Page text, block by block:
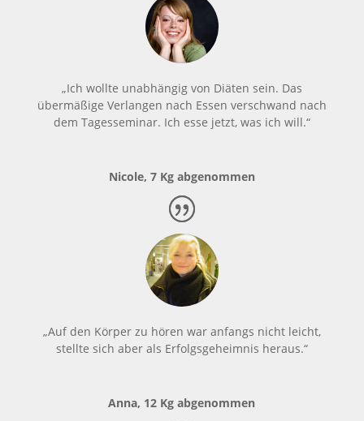
„Ich wollte unabhängig von Diäten sein. Das
übermäßige Verlangen nach Essen verschwand nach
dem Tagesseminar. Ich esse jetzt, was ich will.“
Nicole, 7 Kg abgenommen
„Auf den Körper zu hören war anfangs nicht leicht,
stellte sich aber als Erfolgsgeheimnis heraus.“
Anna, 12 Kg abgenommen